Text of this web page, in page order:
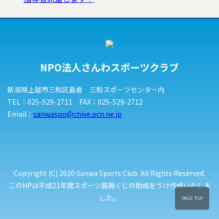
NPO法人さんわスポーツクラブ
新潟県上越市三和区島倉 三和スポーツセンター内
TEL：025-529-2711 FAX：025-529-2712
Email： sanwaspo@chive.ocn.ne.jp
Copyright (C) 2020 Sanwa Sports Club. All Rights Reserved.
このHPは平成21年度スポーツ振興くじの助成をうけ作成いたしま
した。
PAGE TOP